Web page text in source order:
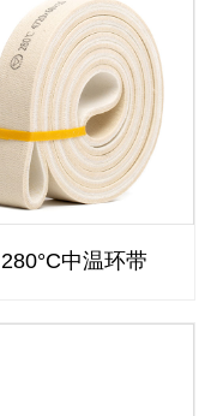
280°C中温环带